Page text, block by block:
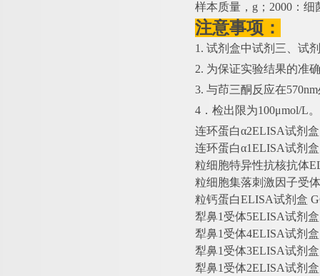
样本质量，g；2000：
注意事项：
1. 试剂盒中试剂三、试
2. 为保证实验结果的准
3. 与茚三酮反应在
4．检出限为100μmol/L。
连环蛋白α2ELISA试剂
连环蛋白α1ELISA试剂
粒细胞特异性抗核抗体
粒细胞集落刺激因子受体
粒钙蛋白ELISA试剂盒
犁鼻1受体5ELISA试剂
犁鼻1受体4ELISA试剂
犁鼻1受体3ELISA试剂
犁鼻1受体2ELISA试剂